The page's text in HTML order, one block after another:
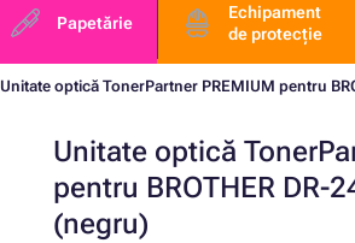
Papetărie
Echipament
de protecție
Unitate optică TonerPartner PREMIUM pentru
Unitate optică
pentru BROTHER DR-
(negru)